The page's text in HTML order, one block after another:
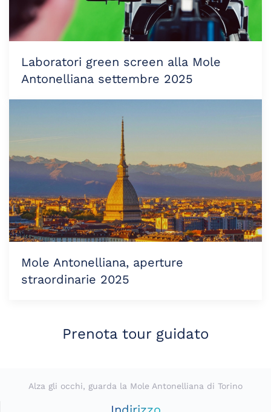
Laboratori green screen alla Mole
Antonelliana settembre 2025
Mole Antonelliana, aperture
straordinarie 2025
Prenota tour guidato
Alza gli occhi, guarda la Mole Antonelliana di Torino